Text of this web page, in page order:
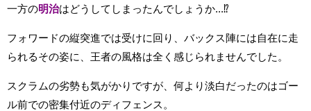
一方の明治はどうしてしまったんでしょうか...⁉
フォワードの縦突進では受けに回り、バックス陣には自在に走
られるその姿に、王者の風格は全く感じられませんでした。
スクラムの劣勢も気がかりですが、何より淡白だったのはゴー
ル前での密集付近のディフェンス。